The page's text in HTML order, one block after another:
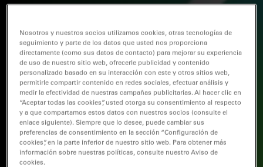
Nosotros y nuestros socios utilizamos cookies, otras tecnologías de
seguimiento y parte de los datos que usted nos proporciona
directamente (como sus datos de contacto) para mejorar su experiencia
de uso de nuestro sitio web, ofrecerle publicidad y contenido
personalizado basado en su interacción con este y otros sitios web,
permitirle compartir contenido en redes sociales, efectuar análisis y
medir la efectividad de nuestras campañas publicitarias. Al hacer clic en
“Aceptar todas las cookies”, usted otorga su consentimiento al respecto
y a que compartamos estos datos con nuestros socios (consulte el
enlace siguiente). Siempre que lo desee, puede cambiar sus
preferencias de consentimiento en la sección “Configuración de
cookies”, en la parte inferior de nuestro sitio web. Para obtener más
información sobre nuestras políticas, consulte nuestro Aviso de
cookies.